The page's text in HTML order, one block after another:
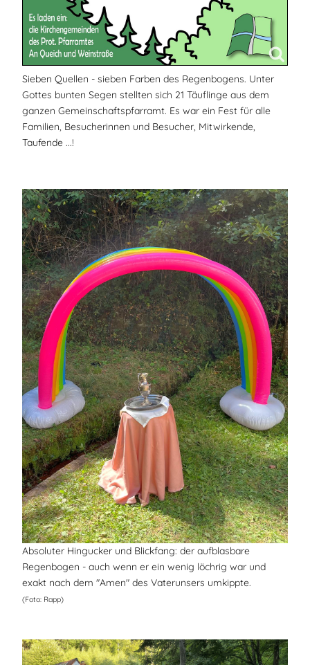
Sieben Quellen - sieben Farben des Regenbogens. Unter
Gottes bunten Segen stellten sich 21 Täuflinge aus dem
ganzen Gemeinschaftspfarramt. Es war ein Fest für alle
Familien, Besucherinnen und Besucher, Mitwirkende,
Taufende ...!
Absoluter Hingucker und Blickfang: der aufblasbare
Regenbogen - auch wenn er ein wenig löchrig war und
exakt nach dem "Amen" des Vaterunsers umkippte.
(Foto: Rapp)